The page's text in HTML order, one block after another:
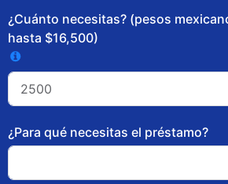
¿Cuánto necesitas? (pesos
hasta $16,500)
¿Para qué necesitas el préstamo?